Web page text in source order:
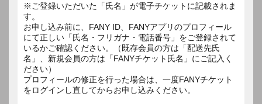
※ご登録いただいた「氏名」が電子チケットに記載されま
す。
お申し込み前に、FANY ID、FANYアプリのプロフィール
にて正しい「氏名・フリガナ・電話番号」をご登録されて
いるかご確認ください。（既存会員の方は「配送先氏
名」、新規会員の方は「FANYチケット氏名」にご記入く
ださい）
プロフィールの修正を行った場合は、一度FANYチケット
をログインし直してからお申し込みください。